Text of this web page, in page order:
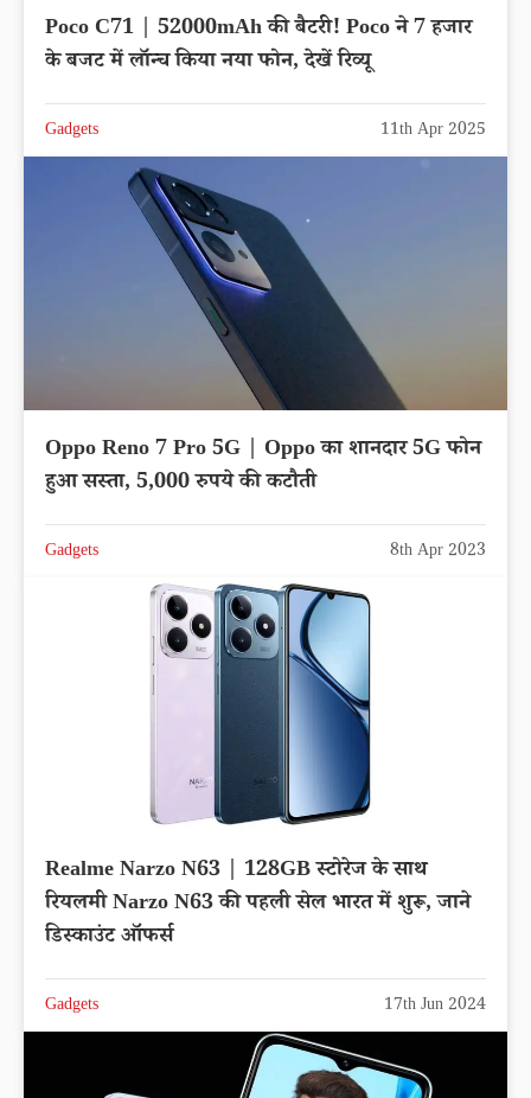
Poco C71 | 52000mAh की बैटरी! Poco ने 7 हजार
के बजट में लॉन्च किया नया फोन, देखें रिव्यू
Gadgets 11th Apr 2025
Oppo Reno 7 Pro 5G | Oppo का शानदार 5G फोन
हुआ सस्ता, 5,000 रुपये की कटौती
Gadgets 8th Apr 2023
Realme Narzo N63 | 128GB स्टोरेज के साथ
रियलमी Narzo N63 की पहली सेल भारत में शुरू, जाने
डिस्काउंट ऑफर्स
Gadgets 17th Jun 2024